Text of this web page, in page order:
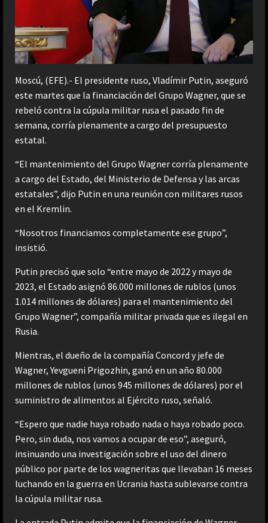
Moscú, (EFE).- El presidente ruso, Vladímir Putin, aseguró
este martes que la financiación del Grupo Wagner, que se
rebeló contra la cúpula militar rusa el pasado fin de
semana, corría plenamente a cargo del presupuesto
estatal.
“El mantenimiento del Grupo Wagner corría plenamente
a cargo del Estado, del Ministerio de Defensa y las arcas
estatales”, dijo Putin en una reunión con militares rusos
en el Kremlin.
“Nosotros financiamos completamente ese grupo”,
insistió.
Putin precisó que solo “entre mayo de 2022 y mayo de
2023, el Estado asignó 86.000 millones de rublos (unos
1.014 millones de dólares) para el mantenimiento del
Grupo Wagner”, compañía militar privada que es ilegal en
Rusia.
Mientras, el dueño de la compañía Concord y jefe de
Wagner, Yevgueni Prigozhin, ganó en un año 80.000
millones de rublos (unos 945 millones de dólares) por el
suministro de alimentos al Ejército ruso, señaló.
“Espero que nadie haya robado nada o haya robado poco.
Pero, sin duda, nos vamos a ocupar de eso”, aseguró,
insinuando una investigación sobre el uso del dinero
público por parte de los wagneritas que llevaban 16 meses
luchando en la guerra en Ucrania hasta sublevarse contra
la cúpula militar rusa.